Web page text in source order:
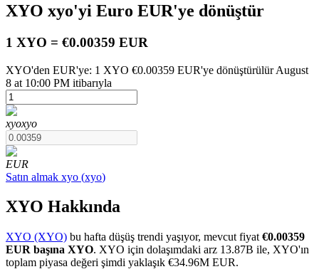
USDT Vadeli İşlemleri
COIN-M Vadeli İşlemleri
XYO xyo'yi Euro EUR'ye dönüştür
1 XYO = €0.00359 EUR
XYO'den EUR'ye: 1 XYO €0.00359 EUR'ye dönüştürülür August
8 at 10:00 PM itibarıyla
xyoxyo
EUR
Satın almak xyo (xyo)
XYO Hakkında
XYO (XYO) bu hafta düşüş trendi yaşıyor, mevcut fiyat €0.00359
EUR başına XYO. XYO için dolaşımdaki arz 13.87B ile, XYO'ın
toplam piyasa değeri şimdi yaklaşık €34.96M EUR.